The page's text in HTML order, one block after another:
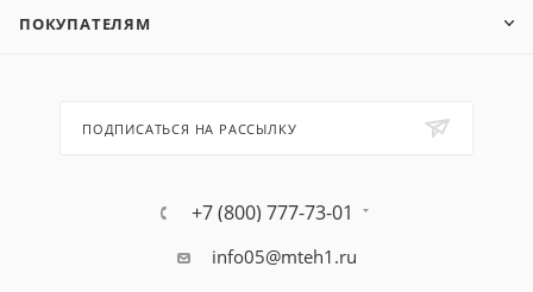
ПОКУПАТЕЛЯМ
ПОДПИСАТЬСЯ НА РАССЫЛКУ
+7 (800) 777-73-01
info05@mteh1.ru